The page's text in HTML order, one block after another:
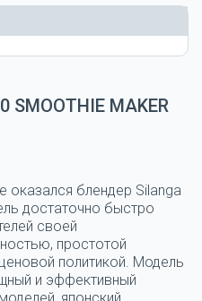
SMOOTHIE MAKER
оказался блендер Silanga
достаточно быстро
своей
простотой
политикой. Модель
и эффективный